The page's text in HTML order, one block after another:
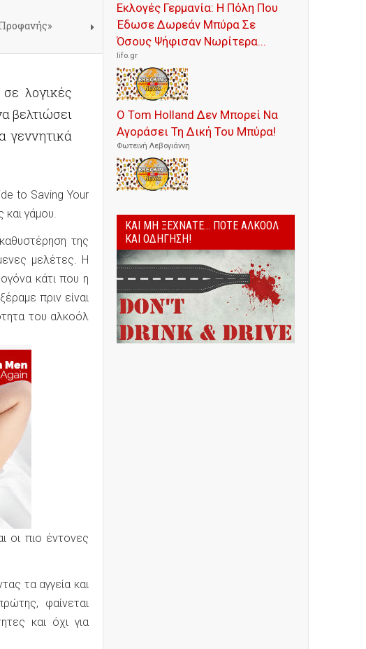
λογικές
βελτιώσει
γεννητικά
to Saving Your
και γάμου.
της
μελέτες. Η
κάτι που η
πριν είναι
του αλκοόλ
οι πιο έντονες
τα αγγεία και
φαίνεται
και όχι για
Εκλογές Γερμανία: Η Πόλη Που
Έδωσε Δωρεάν Μπύρα Σε
Όσους Ψήφισαν Νωρίτερα...
lifo.gr
Ο Tom Holland Δεν Μπορεί Να
Αγοράσει Τη Δική Του Μπύρα!
Φωτεινή Λεβογιάννη
ΚΑΙ ΜΗ ΞΕΧΝΆΤΕ... ΠΟΤΈ ΑΛΚΟΌΛ
ΚΑΙ ΟΔΉΓΗΣΗ!